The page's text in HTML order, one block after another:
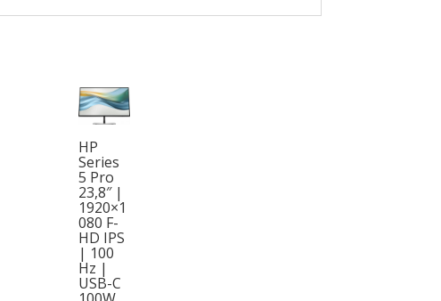
HP
Series
5 Pro
23,8″ |
1920×1
080 F-
HD IPS
| 100
Hz |
USB-C